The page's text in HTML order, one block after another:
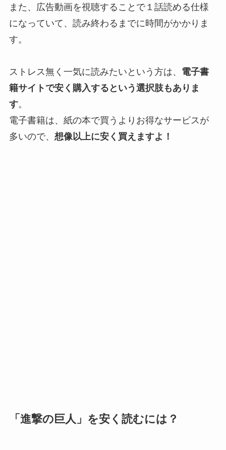
また、広告動画を視聴することで１話読める仕様
になっていて、読み終わるまでに時間がかかりま
す。
ストレス無く一気に読みたいという方は、 電子書
籍サイトで安く購入するという選択肢もありま
す。
電子書籍は、紙の本で買うよりお得なサービスが
多いので、 想像以上に安く買えますよ！
「進撃の巨人」を安く読むには？